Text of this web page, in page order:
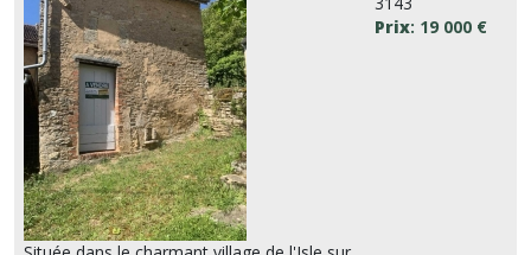
Prix: 19 000 €